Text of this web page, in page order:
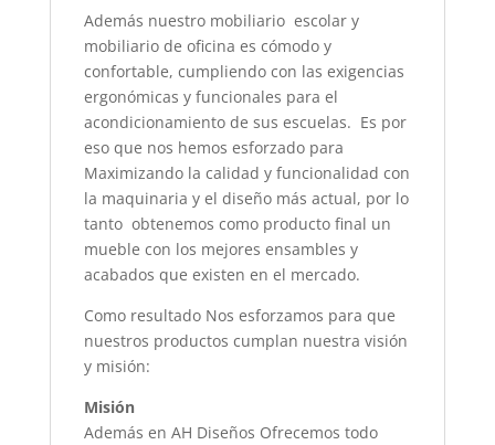
Además nuestro mobiliario escolar y
mobiliario de oficina es cómodo y
confortable, cumpliendo con las exigencias
ergonómicas y funcionales para el
acondicionamiento de sus escuelas. Es por
eso que nos hemos esforzado para
Maximizando la calidad y funcionalidad con
la maquinaria y el diseño más actual, por lo
tanto obtenemos como producto final un
mueble con los mejores ensambles y
acabados que existen en el mercado.
Como resultado Nos esforzamos para que
nuestros productos cumplan nuestra visión
y misión:
Misión
Además en AH Diseños Ofrecemos todo